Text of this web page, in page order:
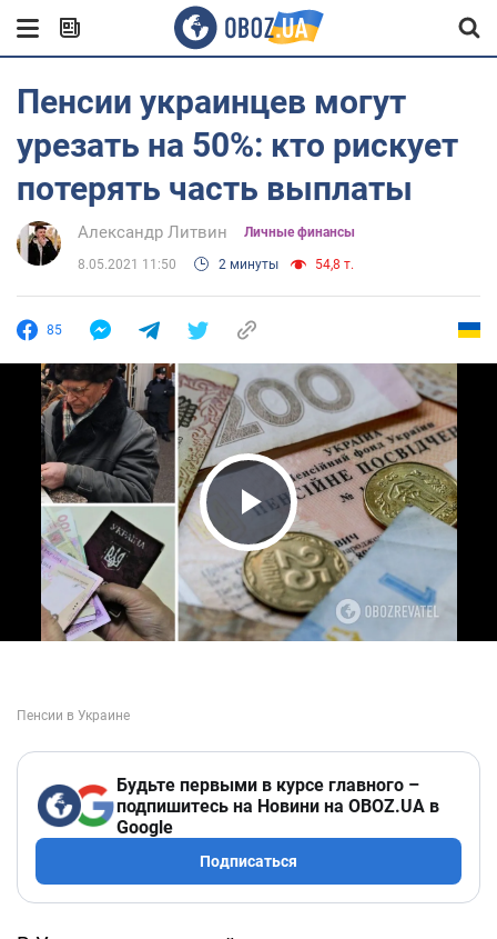
Пенсии украинцев могут
урезать на 50%: кто рискует
потерять часть выплаты
Александр Литвин Личные финансы
8.05.2021 11:50 2 минуты 54,8 т.
85
Play Video
Будьте первыми в курсе главного –
подпишитесь на Новини на OBOZ.UA в
Google
Подписаться